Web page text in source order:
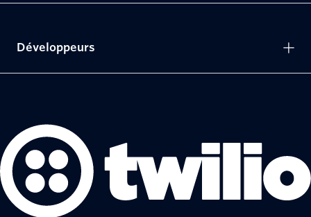
Développeurs